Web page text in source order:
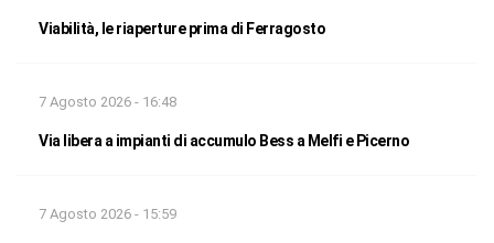
Viabilità, le riaperture prima di Ferragosto
7 Agosto 2026 - 16:48
Via libera a impianti di accumulo Bess a Melfi e Picerno
7 Agosto 2026 - 15:59